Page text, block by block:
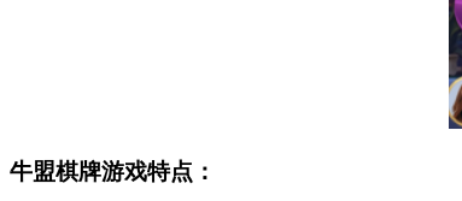
牛盟棋牌游戏特点：